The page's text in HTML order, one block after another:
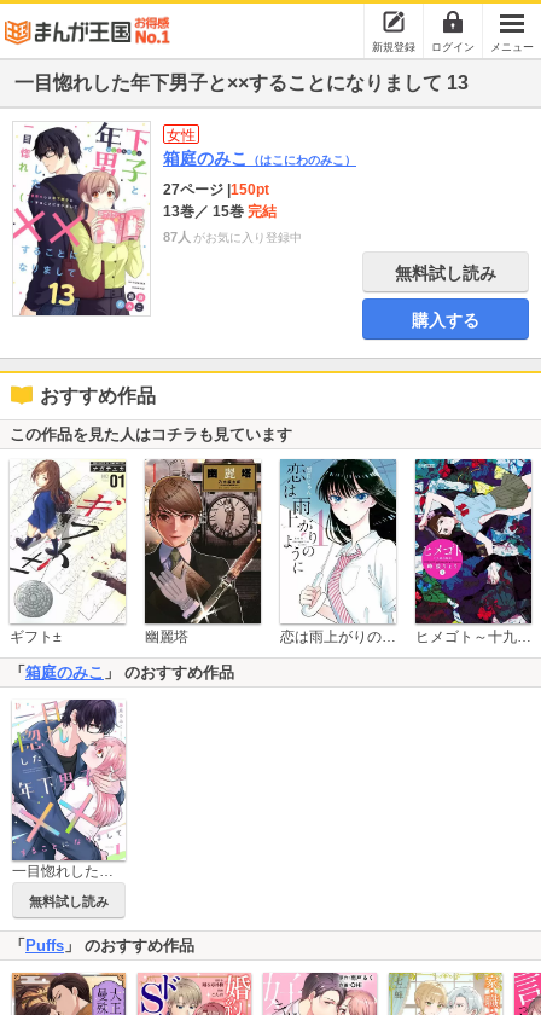
新規登録 ログイン メニュー
一目惚れした年下男子と××することになりまして 13
女性
箱庭のみこ （はこにわのみこ）
27ページ 150pt
13巻／ 15巻 完結
87人 がお気に入り登録中
無料試し読み
購入する
おすすめ作品
この作品を見た人はコチラも見ています
ギフト± 幽麗塔 恋は雨上がりのように ヒメゴト～十九歳の制服～
「 箱庭のみこ 」 のおすすめ作品
一目惚れした年下男子と××することになりまして【合本版】
無料試し読み
「 Puffs 」 のおすすめ作品